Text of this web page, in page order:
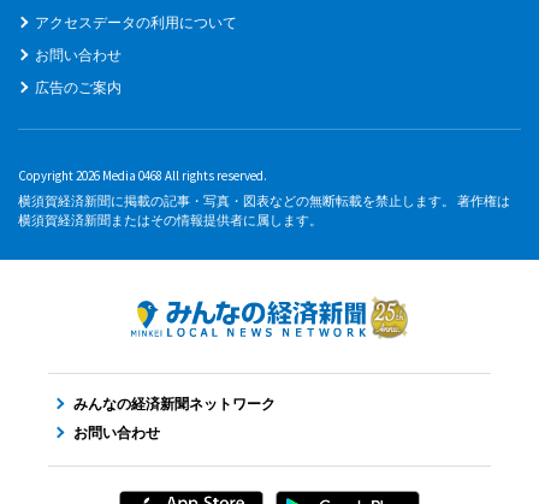
アクセスデータの利用について
お問い合わせ
広告のご案内
Copyright 2026 Media 0468 All rights reserved.
横須賀経済新聞に掲載の記事・写真・図表などの無断転載を禁止します。 著作権は
横須賀経済新聞またはその情報提供者に属します。
みんなの経済新聞ネットワーク
お問い合わせ